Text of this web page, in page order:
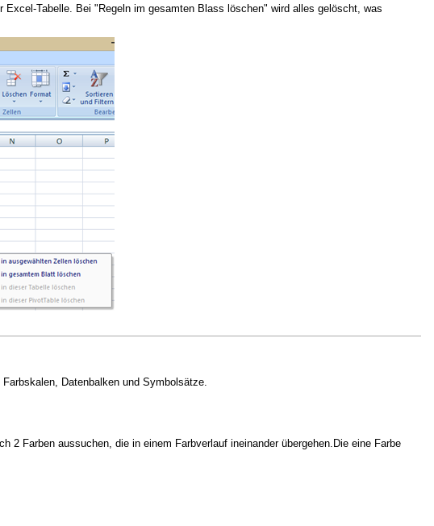
Tabelle. Bei "Regeln im gesamten Blass löschen" wird alles gelöscht, was
Datenbalken und Symbolsätze.
2 Farben aussuchen, die in einem Farbverlauf ineinander übergehen.Die eine Farbe